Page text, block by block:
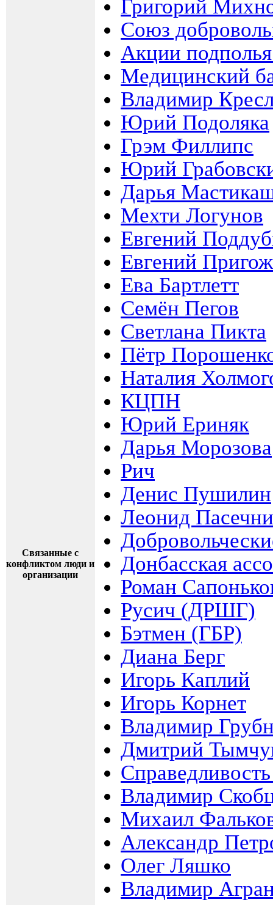
Связанные с
конфликтом люди и
организации
Григорий
Союз
Акции
Медицинский
Владимир
Юрий Подоляка
Грэм Филлипс
Юрий
Дарья
Мехти Логунов
Евгений
Евгений
Ева Бартлетт
Семён Пегов
Светлана Пикта
Пётр
Наталия
КЦПН
Юрий Ериняк
Дарья Морозова
Рич
Денис Пушилин
Леонид
Донбасская
Роман
Русич (ДРШГ)
Бэтмен (ГБР)
Диана Берг
Игорь Каплий
Игорь Корнет
Владимир
Дмитрий
Владимир
Михаил
Александр
Олег Ляшко
Владимир